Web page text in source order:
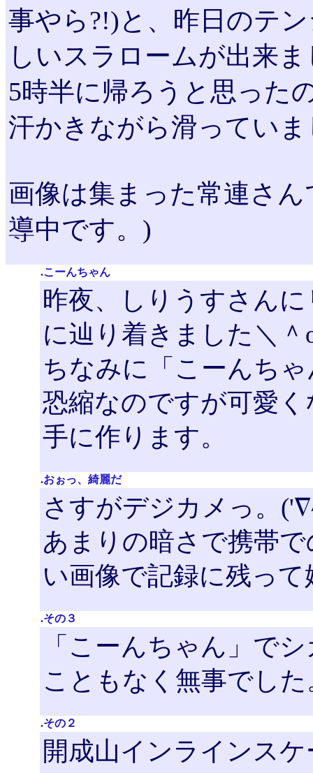
事やら?!)と、昨日のテ
しいスラロームが出来
5時半に帰ろうと思った
汗かきながら滑ってい
画像は集まった常連さ
導中です。)
.こーんちゃん
昨夜、しりうすさん
に辿り着きました＼＾
ちなみに「こーんち
恐縮なのですが可愛
手に作ります。
.おぉっ、綺麗だ
さすがデジカメっ。
あまりの暗さで携帯
い画像で記録に残っ
.その３
「こーんちゃん」で
こともなく無事でした
.その２
開成山インラインス